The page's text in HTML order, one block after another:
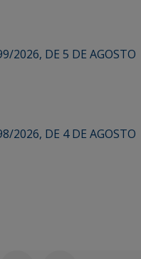
2026, DE 5 DE AGOSTO
2026, DE 4 DE AGOSTO